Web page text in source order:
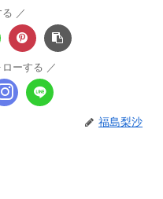
る
ーする
福島梨沙